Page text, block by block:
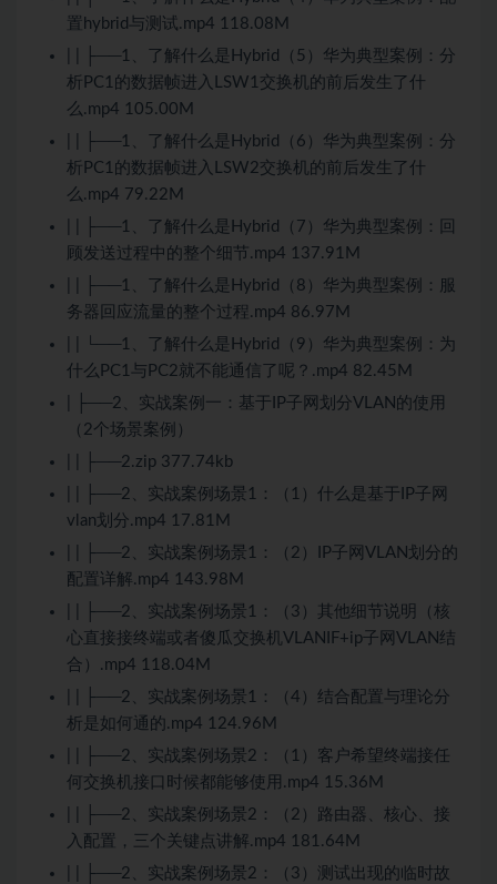
置hybrid与测试.mp4 118.08M
| | ├──1、了解什么是Hybrid（5）华为典型案例：分
析PC1的数据帧进入LSW1交换机的前后发生了什
么.mp4 105.00M
| | ├──1、了解什么是Hybrid（6）华为典型案例：分
析PC1的数据帧进入LSW2交换机的前后发生了什
么.mp4 79.22M
| | ├──1、了解什么是Hybrid（7）华为典型案例：回
顾发送过程中的整个细节.mp4 137.91M
| | ├──1、了解什么是Hybrid（8）华为典型案例：服
务器回应流量的整个过程.mp4 86.97M
| | └──1、了解什么是Hybrid（9）华为典型案例：为
什么PC1与PC2就不能通信了呢？.mp4 82.45M
| ├──2、实战案例一：基于IP子网划分VLAN的使用
（2个场景案例）
| | ├──2.zip 377.74kb
| | ├──2、实战案例场景1：（1）什么是基于IP子网
vlan划分.mp4 17.81M
| | ├──2、实战案例场景1：（2）IP子网VLAN划分的
配置详解.mp4 143.98M
| | ├──2、实战案例场景1：（3）其他细节说明（核
心直接接终端或者傻瓜交换机VLANIF+ip子网VLAN结
合）.mp4 118.04M
| | ├──2、实战案例场景1：（4）结合配置与理论分
析是如何通的.mp4 124.96M
| | ├──2、实战案例场景2：（1）客户希望终端接任
何交换机接口时候都能够使用.mp4 15.36M
| | ├──2、实战案例场景2：（2）路由器、核心、接
入配置，三个关键点讲解.mp4 181.64M
| | ├──2、实战案例场景2：（3）测试出现的临时故